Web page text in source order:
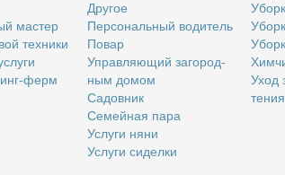
ма­стер
тех­ни­ки
ферм
Дру­гое
Пер­со­наль­ный во­ди­тель
По­вар
Управ­ля­ю­щий за­го­род­
ным до­мом
Са­дов­ник
Се­мей­ная па­ра
Услу­ги ня­ни
Услу­ги си­дел­ки
Уход